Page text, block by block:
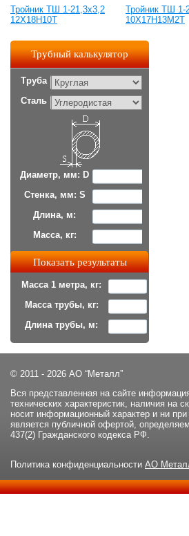
Тройник ТШ 1-21,3х3,2
12Х18Н10Т
Тройник ТШ 1-
10Х17Н13М2Т
Трубный калькулятор
Труба
Сталь
Диаметр, мм: D
Стенка, мм: S
Длина, м:
Масса, кг:
Масса 1 метра, кг:
Масса трубы, кг:
Длина трубы, м:
© 2011 - 2026 АО “Металл”
Вся представленная на сайте
технических характеристик, наличия на
носит информационный характер и ни
является публичной офертой,
437(2) Гражданского кодекса РФ.
Политика конфиденциальности АО